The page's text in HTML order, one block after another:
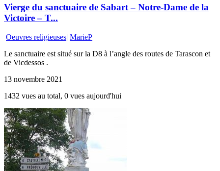
Vierge du sanctuaire de Sabart – Notre-Dame de la
Victoire – T...
Oeuvres religieuses| MarieP
Le sanctuaire est situé sur la D8 à l’angle des routes de Tarascon et
de Vicdessos .
13 novembre 2021
1432 vues au total, 0 vues aujourd'hui